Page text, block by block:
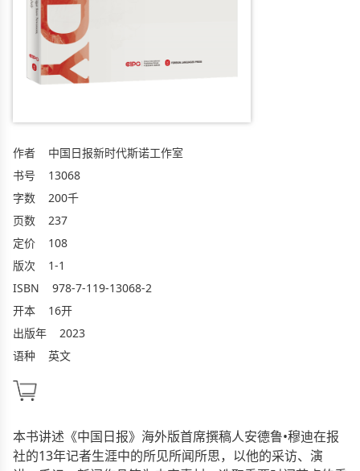
作者
中国日报新时代斯诺工作室
书号
13068
字数
200千
页数
237
定价
108
版次
1-1
ISBN
978-7-119-13068-2
开本
16开
出版年
2023
语种
英文
本书讲述《中国日报》海外版首席撰稿人安德鲁•穆迪在报
社的13年记者生涯中的所见所闻所思，以他的采访、演